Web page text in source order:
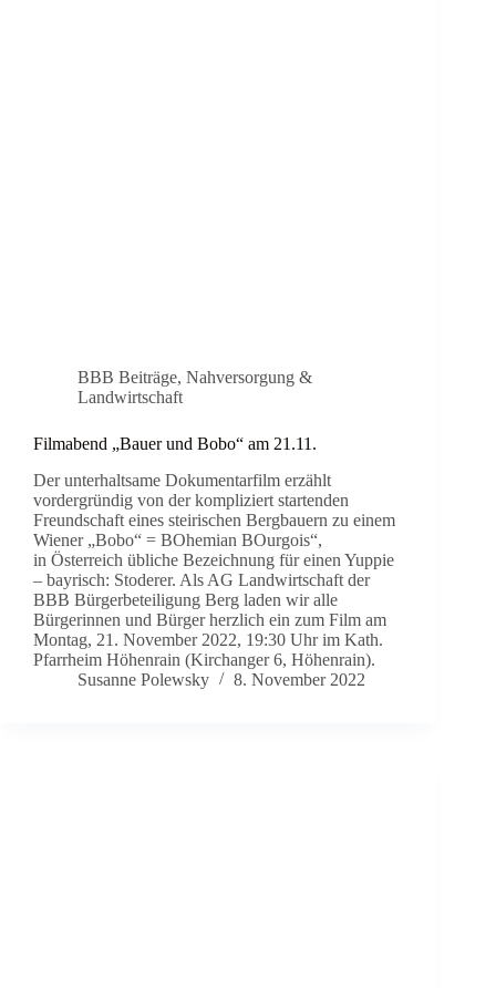
BBB Beiträge, Nahversorgung &
Landwirtschaft
Filmabend „Bauer und Bobo“ am 21.11.
Der unterhaltsame Dokumentarfilm erzählt
vordergründig von der kompliziert startenden
Freundschaft eines steirischen Bergbauern zu einem
Wiener „Bobo“ = BOhemian BOurgois“,
in Österreich übliche Bezeichnung für einen Yuppie
– bayrisch: Stoderer. Als AG Landwirtschaft der
BBB Bürgerbeteiligung Berg laden wir alle
Bürgerinnen und Bürger herzlich ein zum Film am
Montag, 21. November 2022, 19:30 Uhr im Kath.
Pfarrheim Höhenrain (Kirchanger 6, Höhenrain).
Susanne Polewsky
8. November 2022